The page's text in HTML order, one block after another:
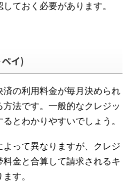
ておく必要があります。
イ)
の利用料金が毎月決められ
法です。一般的なクレジッ
とわかりやすいでしょう。
って異なりますが、クレジ
料金と合算して請求されるキ
す。